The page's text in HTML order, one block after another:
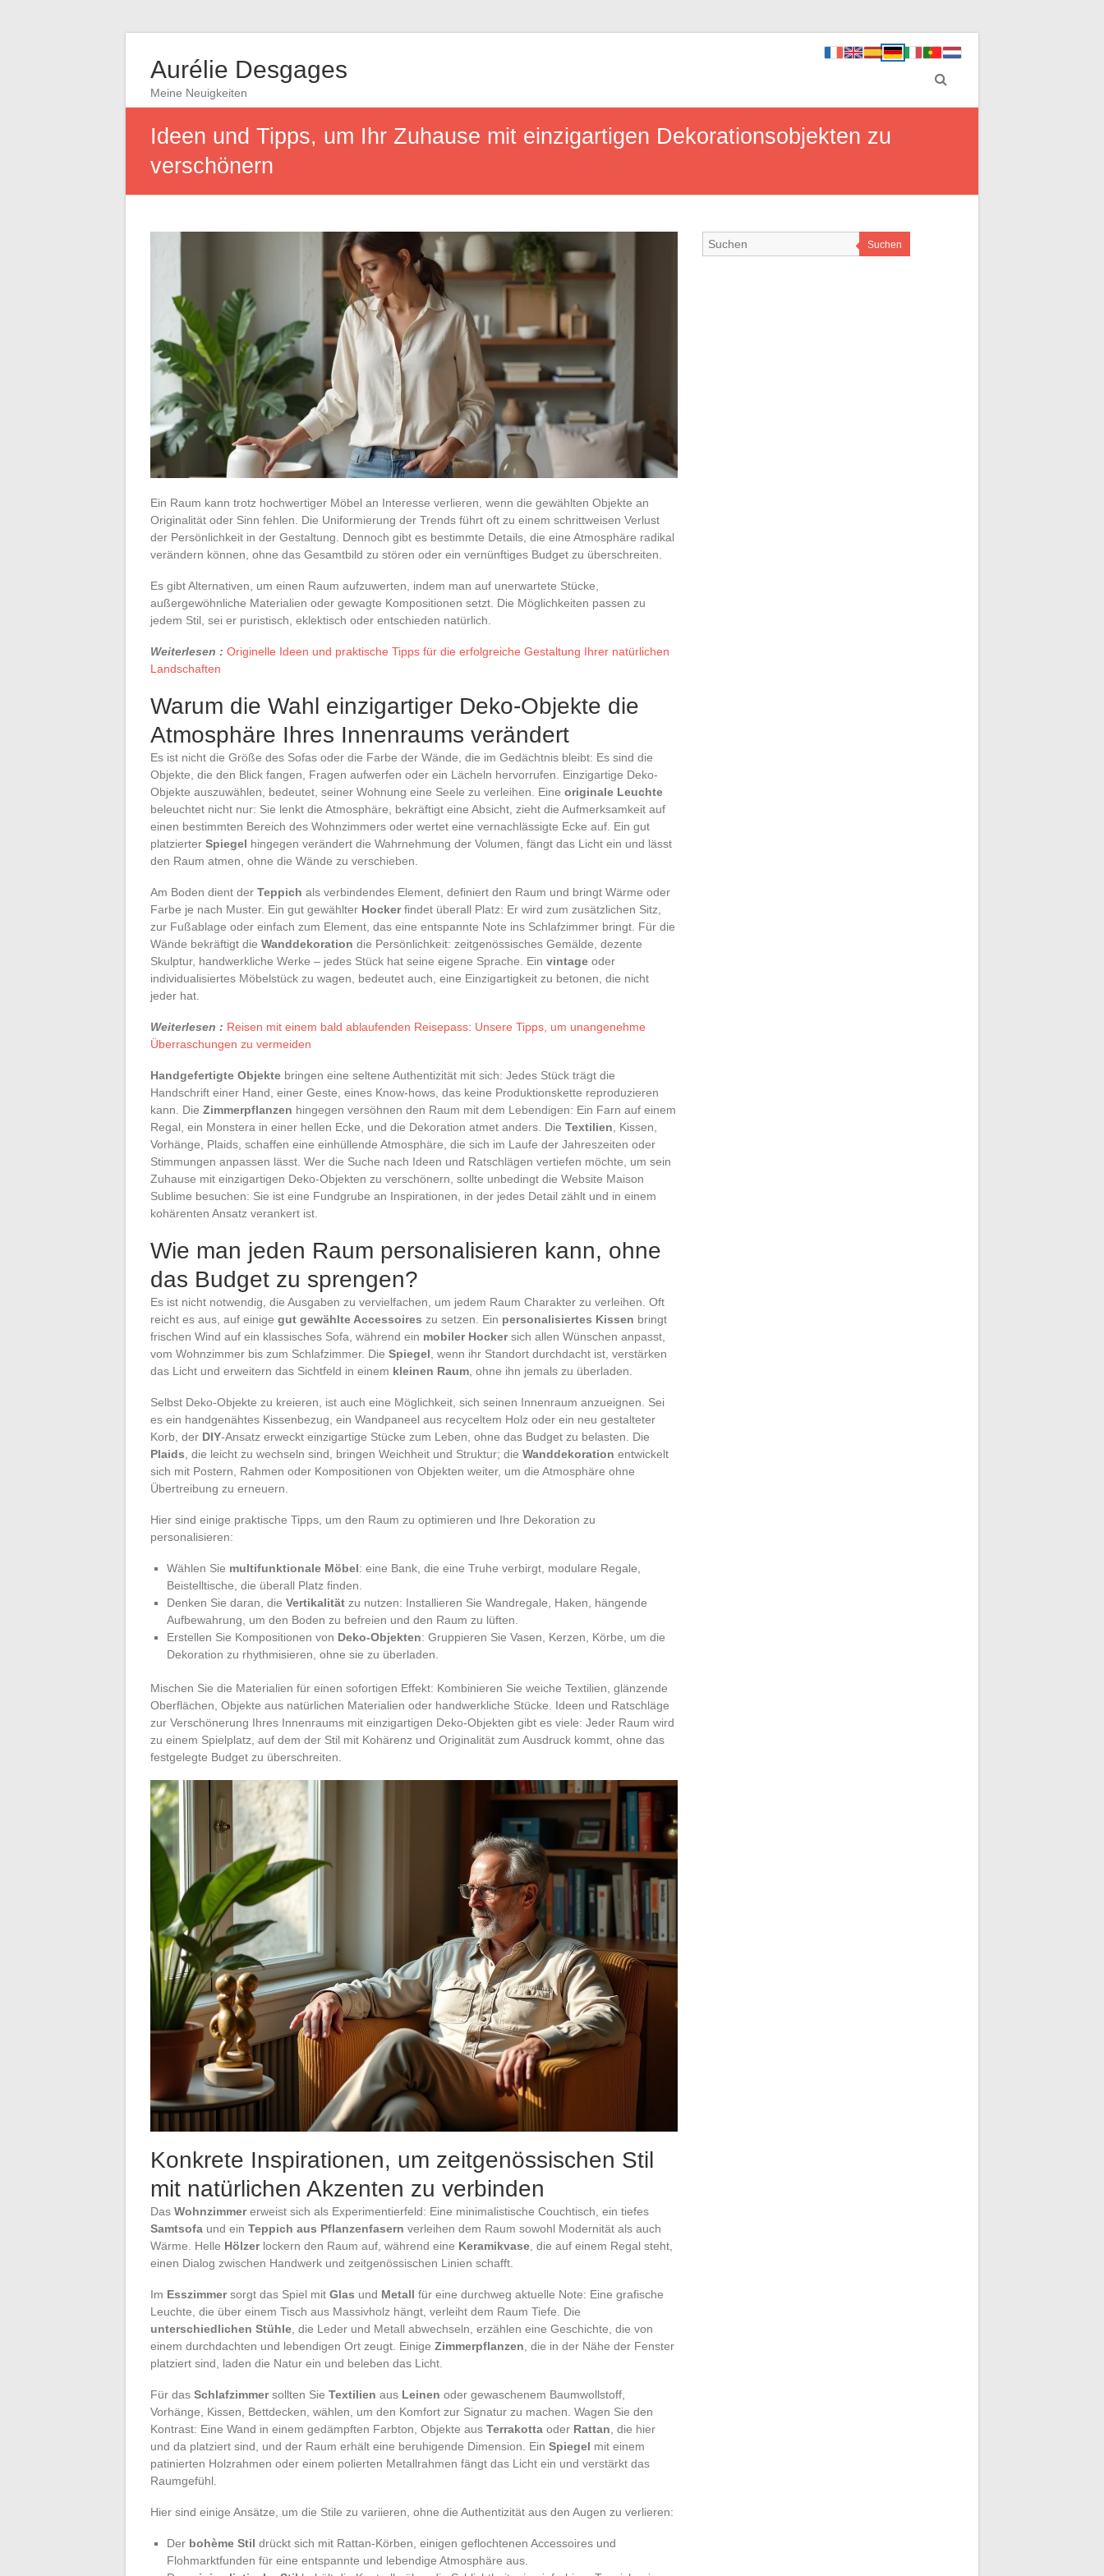
Aurélie Desgages
Meine Neuigkeiten
Ideen und Tipps, um Ihr Zuhause mit einzigartigen Dekorationsobjekten zu
verschönern
Ein Raum kann trotz hochwertiger Möbel an Interesse verlieren, wenn die gewählten Objekte an
Originalität oder Sinn fehlen. Die Uniformierung der Trends führt oft zu einem schrittweisen Verlust
der Persönlichkeit in der Gestaltung. Dennoch gibt es bestimmte Details, die eine Atmosphäre radikal
verändern können, ohne das Gesamtbild zu stören oder ein vernünftiges Budget zu überschreiten.
Es gibt Alternativen, um einen Raum aufzuwerten, indem man auf unerwartete Stücke,
außergewöhnliche Materialien oder gewagte Kompositionen setzt. Die Möglichkeiten passen zu
jedem Stil, sei er puristisch, eklektisch oder entschieden natürlich.
Weiterlesen : Originelle Ideen und praktische Tipps für die erfolgreiche Gestaltung Ihrer natürlichen
Landschaften
Warum die Wahl einzigartiger Deko-Objekte die
Atmosphäre Ihres Innenraums verändert
Es ist nicht die Größe des Sofas oder die Farbe der Wände, die im Gedächtnis bleibt: Es sind die
Objekte, die den Blick fangen, Fragen aufwerfen oder ein Lächeln hervorrufen. Einzigartige Deko-
Objekte auszuwählen, bedeutet, seiner Wohnung eine Seele zu verleihen. Eine originale Leuchte
beleuchtet nicht nur: Sie lenkt die Atmosphäre, bekräftigt eine Absicht, zieht die Aufmerksamkeit auf
einen bestimmten Bereich des Wohnzimmers oder wertet eine vernachlässigte Ecke auf. Ein gut
platzierter Spiegel hingegen verändert die Wahrnehmung der Volumen, fängt das Licht ein und lässt
den Raum atmen, ohne die Wände zu verschieben.
Am Boden dient der Teppich als verbindendes Element, definiert den Raum und bringt Wärme oder
Farbe je nach Muster. Ein gut gewählter Hockerfindet überall Platz: Er wird zum zusätzlichen Sitz,
zur Fußablage oder einfach zum Element, das eine entspannte Note ins Schlafzimmer bringt. Für die
Wände bekräftigt die Wanddekoration die Persönlichkeit: zeitgenössisches Gemälde, dezente
Skulptur, handwerkliche Werke – jedes Stück hat seine eigene Sprache. Ein vintage oder
individualisiertes Möbelstück zu wagen, bedeutet auch, eine Einzigartigkeit zu betonen, die nicht
jeder hat.
Weiterlesen : Reisen mit einem bald ablaufenden Reisepass: Unsere Tipps, um unangenehme
Überraschungen zu vermeiden
Handgefertigte Objekte bringen eine seltene Authentizität mit sich: Jedes Stück trägt die
Handschrift einer Hand, einer Geste, eines Know-hows, das keine Produktionskette reproduzieren
kann. Die Zimmerpflanzen hingegen versöhnen den Raum mit dem Lebendigen: Ein Farn auf einem
Regal, ein Monstera in einer hellen Ecke, und die Dekoration atmet anders. Die Textilien , Kissen,
Vorhänge, Plaids, schaffen eine einhüllende Atmosphäre, die sich im Laufe der Jahreszeiten oder
Stimmungen anpassen lässt. Wer die Suche nach Ideen und Ratschlägen vertiefen möchte, um sein
Zuhause mit einzigartigen Deko-Objekten zu verschönern, sollte unbedingt die Website Maison
Sublime besuchen: Sie ist eine Fundgrube an Inspirationen, in der jedes Detail zählt und in einem
kohärenten Ansatz verankert ist.
Wie man jeden Raum personalisieren kann, ohne
das Budget zu sprengen?
Es ist nicht notwendig, die Ausgaben zu vervielfachen, um jedem Raum Charakter zu verleihen. Oft
reicht es aus, auf einige gut gewählte Accessoires zu setzen. Ein personalisiertes Kissen bringt
frischen Wind auf ein klassisches Sofa, während ein mobiler Hockersich allen Wünschen anpasst,
vom Wohnzimmer bis zum Schlafzimmer. Die Spiegel , wenn ihr Standort durchdacht ist, verstärken
das Licht und erweitern das Sichtfeld in einem kleinen Raum , ohne ihn jemals zu überladen.
Selbst Deko-Objekte zu kreieren, ist auch eine Möglichkeit, sich seinen Innenraum anzueignen. Sei
es ein handgenähtes Kissenbezug, ein Wandpaneel aus recyceltem Holz oder ein neu gestalteter
Korb, der DIY-Ansatz erweckt einzigartige Stücke zum Leben, ohne das Budget zu belasten. Die
Plaids , die leicht zu wechseln sind, bringen Weichheit und Struktur; die Wanddekoration entwickelt
sich mit Postern, Rahmen oder Kompositionen von Objekten weiter, um die Atmosphäre ohne
Übertreibung zu erneuern.
Hier sind einige praktische Tipps, um den Raum zu optimieren und Ihre Dekoration zu
personalisieren:
Wählen Sie multifunktionale Möbel: eine Bank, die eine Truhe verbirgt, modulare Regale,
Beistelltische, die überall Platz finden.
Denken Sie daran, die Vertikalität zu nutzen: Installieren Sie Wandregale, Haken, hängende
Aufbewahrung, um den Boden zu befreien und den Raum zu lüften.
Erstellen Sie Kompositionen von Deko-Objekten: Gruppieren Sie Vasen, Kerzen, Körbe, um die
Dekoration zu rhythmisieren, ohne sie zu überladen.
Mischen Sie die Materialien für einen sofortigen Effekt: Kombinieren Sie weiche Textilien, glänzende
Oberflächen, Objekte aus natürlichen Materialien oder handwerkliche Stücke. Ideen und Ratschläge
zur Verschönerung Ihres Innenraums mit einzigartigen Deko-Objekten gibt es viele: Jeder Raum wird
zu einem Spielplatz, auf dem der Stil mit Kohärenz und Originalität zum Ausdruck kommt, ohne das
festgelegte Budget zu überschreiten.
Konkrete Inspirationen, um zeitgenössischen Stil
mit natürlichen Akzenten zu verbinden
Das Wohnzimmererweist sich als Experimentierfeld: Eine minimalistische Couchtisch, ein tiefes
Samtsofa und ein Teppich aus Pflanzenfasern verleihen dem Raum sowohl Modernität als auch
Wärme. Helle Hölzerlockern den Raum auf, während eine Keramikvase , die auf einem Regal steht,
einen Dialog zwischen Handwerk und zeitgenössischen Linien schafft.
Im Esszimmersorgt das Spiel mit Glas und Metall für eine durchweg aktuelle Note: Eine grafische
Leuchte, die über einem Tisch aus Massivholz hängt, verleiht dem Raum Tiefe. Die
unterschiedlichen Stühle , die Leder und Metall abwechseln, erzählen eine Geschichte, die von
einem durchdachten und lebendigen Ort zeugt. Einige Zimmerpflanzen , die in der Nähe der Fenster
platziert sind, laden die Natur ein und beleben das Licht.
Für das Schlafzimmersollten Sie Textilien aus Leinen oder gewaschenem Baumwollstoff,
Vorhänge, Kissen, Bettdecken, wählen, um den Komfort zur Signatur zu machen. Wagen Sie den
Kontrast: Eine Wand in einem gedämpften Farbton, Objekte aus Terrakotta oder Rattan , die hier
und da platziert sind, und der Raum erhält eine beruhigende Dimension. Ein Spiegel mit einem
patinierten Holzrahmen oder einem polierten Metallrahmen fängt das Licht ein und verstärkt das
Raumgefühl.
Hier sind einige Ansätze, um die Stile zu variieren, ohne die Authentizität aus den Augen zu verlieren:
Der bohème Stil drückt sich mit Rattan-Körben, einigen geflochtenen Accessoires und
Flohmarktfunden für eine entspannte und lebendige Atmosphäre aus.
Suchen